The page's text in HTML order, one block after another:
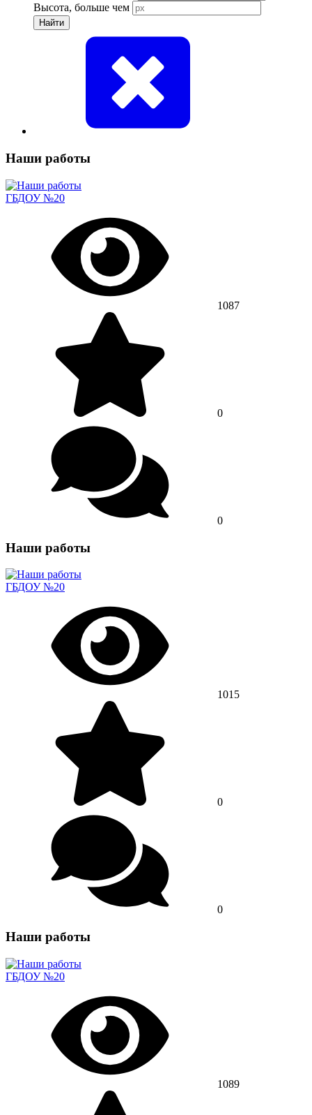
Высота, больше чем
Найти
Наши работы
ГБДОУ №20
1087
0
0
Наши работы
ГБДОУ №20
1015
0
0
Наши работы
ГБДОУ №20
1089